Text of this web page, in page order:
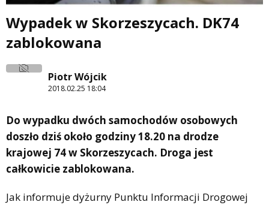
Wypadek w Skorzeszycach. DK74
zablokowana
Piotr Wójcik
2018.02.25 18:04
Do wypadku dwóch samochodów osobowych
doszło dziś około godziny 18.20 na drodze
krajowej 74 w Skorzeszycach. Droga jest
całkowicie zablokowana.
Jak informuje dyżurny Punktu Informacji Drogowej